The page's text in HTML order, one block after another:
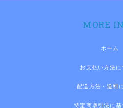
MORE
ホーム
お支払い方法に
配送方法・送料
特定商取引法に基